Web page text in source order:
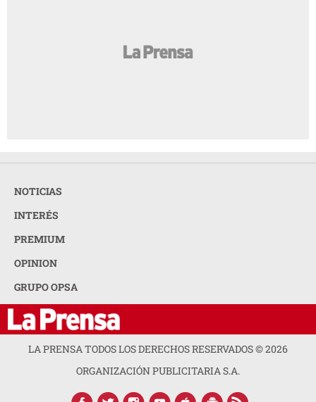
NOTICIAS
INTERÉS
PREMIUM
OPINION
GRUPO OPSA
LA PRENSA TODOS LOS DERECHOS RESERVADOS ©2026
ORGANIZACIÓN PUBLICITARIA S.A.